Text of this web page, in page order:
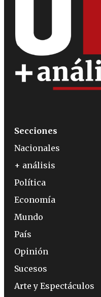
Secciones
Nacionales
+ análisis
Política
Economía
Mundo
País
Opinión
Sucesos
Arte y Espectáculos